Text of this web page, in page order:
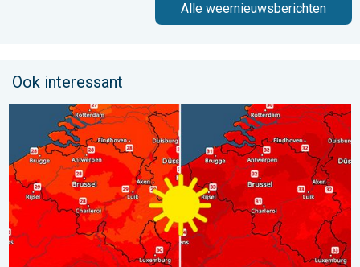
Alle weernieuwsberichten
Ook interessant
Volop zon en zomerse warmte. Weekendweer. . . donderdag